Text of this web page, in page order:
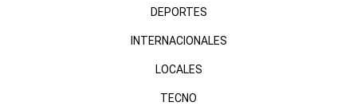
DEPORTES
INTERNACIONALES
LOCALES
TECNO